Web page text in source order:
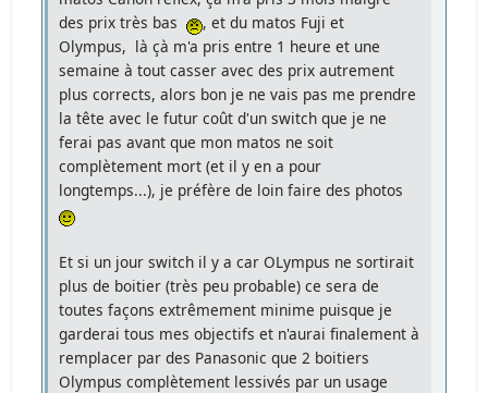
des prix très bas
, et du matos Fuji et
Olympus, là çà m'a pris entre 1 heure et une
semaine à tout casser avec des prix autrement
plus corrects, alors bon je ne vais pas me prendre
la tête avec le futur coût d'un switch que je ne
ferai pas avant que mon matos ne soit
complètement mort (et il y en a pour
longtemps...), je préfère de loin faire des photos
Et si un jour switch il y a car OLympus ne sortirait
plus de boitier (très peu probable) ce sera de
toutes façons extrêmement minime puisque je
garderai tous mes objectifs et n'aurai finalement à
remplacer par des Panasonic que 2 boitiers
Olympus complètement lessivés par un usage